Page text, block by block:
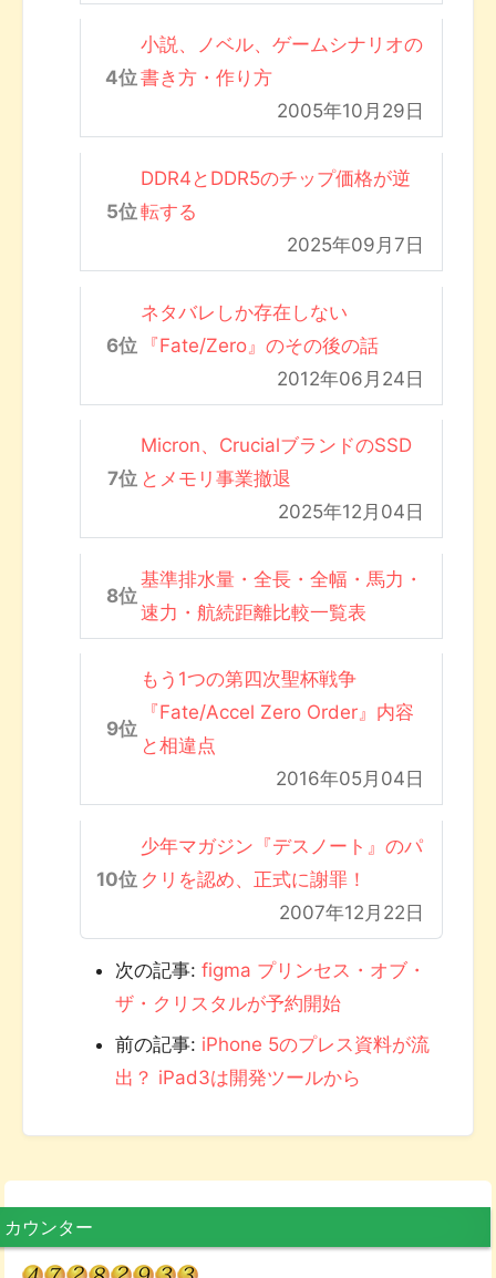
小説、ノベル、ゲームシナリオの
書き方・作り方
2005年10月29日
DDR4とDDR5のチップ価格が逆
転する
2025年09月7日
ネタバレしか存在しない
『Fate/Zero』のその後の話
2012年06月24日
Micron、CrucialブランドのSSD
とメモリ事業撤退
2025年12月04日
基準排水量・全長・全幅・馬力・
速力・航続距離比較一覧表
もう1つの第四次聖杯戦争
『Fate/Accel Zero Order』内容
と相違点
2016年05月04日
少年マガジン『デスノート』のパ
クリを認め、正式に謝罪！
2007年12月22日
次の記事: figma プリンセス・オブ・
ザ・クリスタルが予約開始
前の記事: iPhone 5のプレス資料が流
出？ iPad3は開発ツールから
カウンター